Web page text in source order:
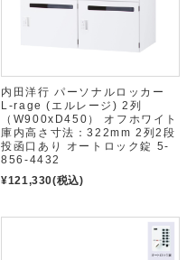
内田洋行 パーソナルロッカー
L-rage (エルレージ) 2列
（W900xD450） オフホワイト
庫内高さ寸法：322mm 2列2段
投函口あり オートロック錠 5-
856-4432
¥121,330(税込)